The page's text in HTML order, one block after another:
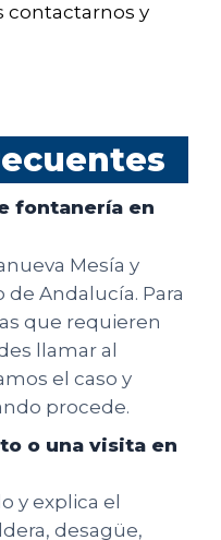
contactarnos y
fontanería en
Mesía y
Andalucía. Para
que requieren
llamar al
el caso y
procede.
o una visita en
y explica el
desagüe,